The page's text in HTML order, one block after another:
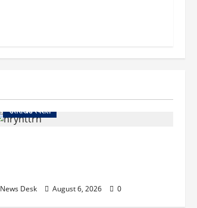
उत्तराखंड स्पेशल
News Desk August 6, 2026 0